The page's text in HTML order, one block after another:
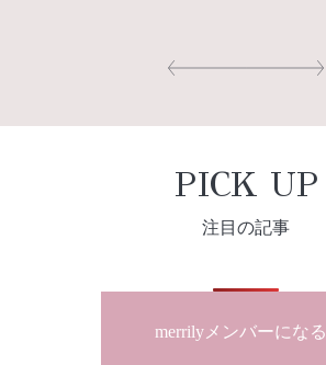
PICK UP
注目の記事
merrilyメンバーになる